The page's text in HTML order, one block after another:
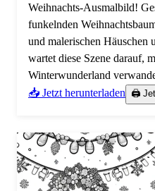
Weihnachts-Ausmalbild!
funkelnden
und malerischen Häuschen
wartet diese Szene darauf,
Winterwunderland
📥 Jetzt herunterladen
🖨️